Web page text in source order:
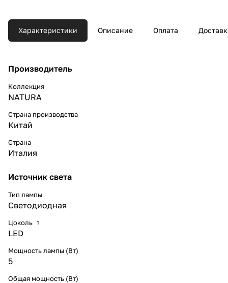
Характеристики Описание Оплата
Производитель
Коллекция
NATURA
Страна производства
Китай
Страна
Италия
Источник света
Тип лампы
Светодиодная
Цоколь ?
LED
Мощность лампы (Вт)
5
Общая мощность (Вт)